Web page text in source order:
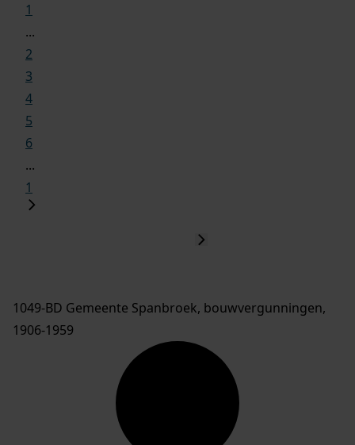
1
...
2
3
4
5
6
...
1
1049-BD Gemeente Spanbroek, bouwvergunningen,
1906-1959